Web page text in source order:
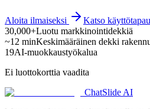
Aloita ilmaiseksi
Katso
30,000+Luotu markkinointidekkiä
~12 minKeskimääräinen dekki
19AI-muokkaustyökalua
Ei luottokorttia vaadita
ChatSlide AI